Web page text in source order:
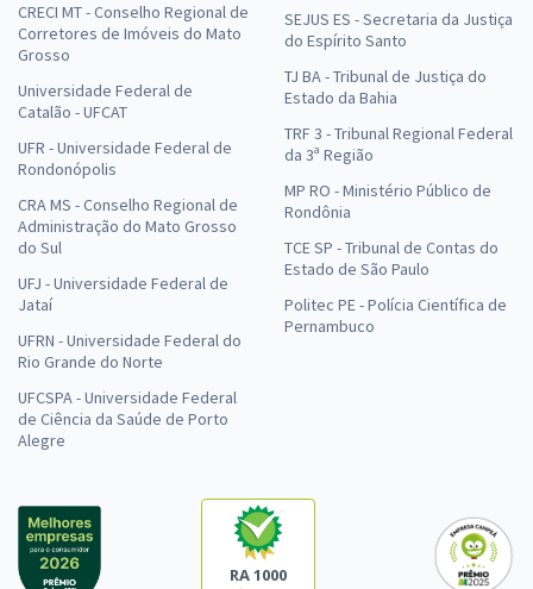
CRECI MT - Conselho Regional de
Corretores de Imóveis do Mato
Grosso
Universidade Federal de
Catalão - UFCAT
UFR - Universidade Federal de
Rondonópolis
CRA MS - Conselho Regional de
Administração do Mato Grosso
do Sul
UFJ - Universidade Federal de
Jataí
UFRN - Universidade Federal do
Rio Grande do Norte
UFCSPA - Universidade Federal
de Ciência da Saúde de Porto
Alegre
SEJUS ES - Secretaria da Justiça
do Espírito Santo
TJ BA - Tribunal de Justiça do
Estado da Bahia
TRF 3 - Tribunal Regional Federal
da 3ª Região
MP RO - Ministério Público de
Rondônia
TCE SP - Tribunal de Contas do
Estado de São Paulo
Politec PE - Polícia Científica de
Pernambuco
RA 1000